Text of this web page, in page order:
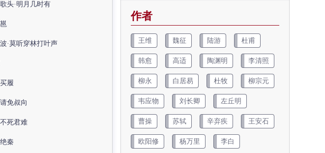
头·明月几时有
·莫听穿林打叶声
履
免叔向
死君难
秦
作者
王维 魏征 陆游 杜甫
韩愈 高适 陶渊明 李清照
柳永 白居易 杜牧 柳宗元
韦应物 刘长卿 左丘明
曹操 苏轼 辛弃疾 王安石
欧阳修 杨万里 李白